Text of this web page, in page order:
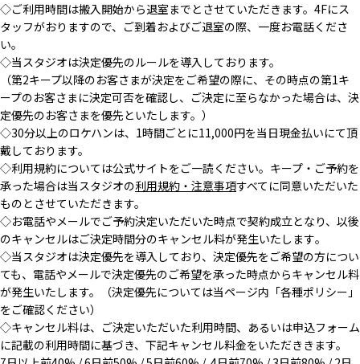
◇ご利用時間は搬入開始から退室までとさせていただきます。4Fにス
タッフがおりますので、ご到着およびご退室の際、一度お電話くださ
い。
◇当スタジオは決定優先のルールを導入しております。
（第2キープ以降のお客さまが決定をご希望の際に、その時点の第1キ
ープのお客さまに決定可否を確認し、ご決定に至らなかった場合は、決
定優先のお客さまを優先といたします。）
◇30分以上のロケハンは、1時間ごとに11,000円を当日現金払いにて頂
戴しております。
◇利用規約については公式サイトをご一読ください。キープ・ ご予約を
承った場合は当スタジオの利用規約・注意事項すべてに同意いただいた
ものとさせていただきます。
◇お電話やメールでご予約決定いただいた時点で契約成立となり、 以後
のキャンセルはご決定時間分のキャンセル料が発生いたします。
◇当スタジオは決定優先を導入しており、 決定優先をご希望の方につい
ても、 電話やメールで決定優先のご希望を承った時点からキャンセル料
が発生いたします。（決定優先については当ページ内「各種ポリシー」
をご確認ください）
◇キャンセル料は、ご決定いただいた利用時間、 あるいは申込フォーム
に記載の利用時間に基づき、 下記キャンセル料金をいただききます。